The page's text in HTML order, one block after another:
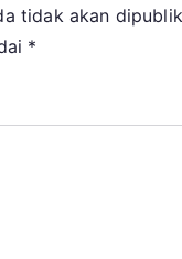
tidak akan
*